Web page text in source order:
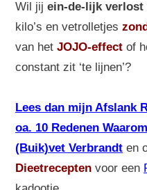
Wil jij ein-de-lijk verlost
kilo’s en vetrolletjes
van het JOJO-effect of
constant zit ‘te lijnen’?
Lees dan mijn Afslank
oa. 10 Redenen
(Buik)vet Verbrandt en
Dieetrecepten voor een